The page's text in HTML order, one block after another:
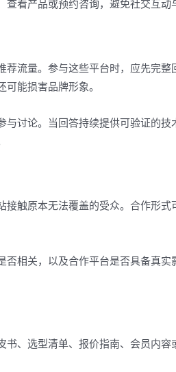
看产品或预约咨询，避免社交互动
流量。参与这些平台时，应先完
能损害品牌形象。
讨论。当回答持续提供可验证的
触原本无法覆盖的受众。合作形式
相关，以及合作平台是否具备真实
、选型清单、报价指南、会员内容